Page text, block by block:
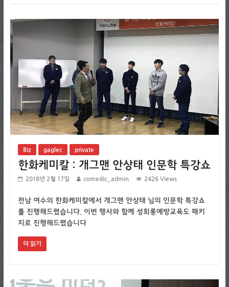
Biz gaglec private
한화케미칼 : 개그맨 안상태 인문학 특강쇼
2018년 2월 17일 comedic_admin 2426 Views
전남 여수의 한화케미칼에서 개그맨 안상태 님의 인문학 특강쇼
를 진행해드렸습니다. 이번 행사와 함께 성희롱예방교육도 패키
지로 진행해드렸습니다
더 읽기